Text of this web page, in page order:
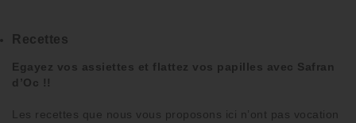
Recettes
Egayez vos assiettes et flattez vos papilles avec Safran
d’Oc !!
Les recettes que nous vous proposons ici n’ont pas vocation